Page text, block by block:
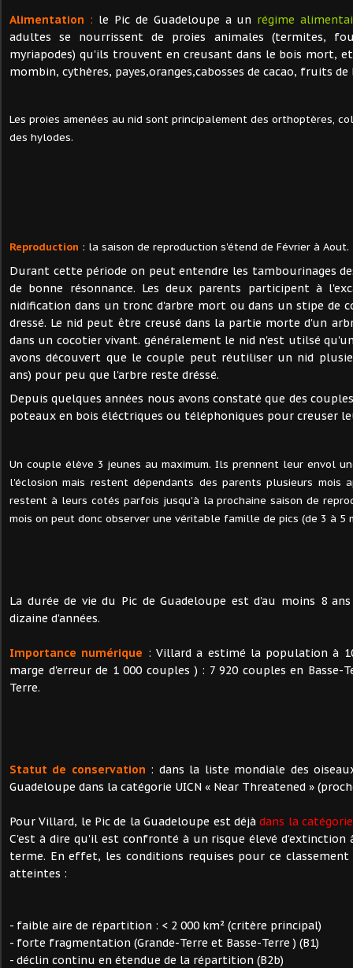
Alimentation : le Pic de Guadeloupe a un régime
adultes se nourrissent de proies animales (termites,
myriapodes) qu'ils trouvent en creusant dans le bois mort,
mombin, cythères, payes,oranges,cabosses de cacao, fruits de
Les proies amenées au nid sont principalement des orthoptères,
des hylodes.
Reproduction : la saison de reproduction s'étend de Février à Aout.
Durant cette période on peut entendre les tambourinages
de bonne résonnance. Les deux parents participent à
nidification dans un tronc d'arbre mort ou dans un stipe de
dressé. Le nid peut être creusé dans la partie morte d'un
dans un cocotier vivant. généralement le nid n'est utilsé
avons découvert que le couple peut réutiliser un nid
ans) pour peu que l'arbre reste dréssé.
Depuis quelques années nous avons constaté que des
poteaux en bois éléctriques ou téléphoniques pour creuser
Un couple élève 3 jeunes au maximum. Ils prennent leur envol
l'éclosion mais restent dépendants des parents plusieurs mois
restent à leurs cotés parfois jusqu'à la prochaine saison de
mois on peut donc observer une véritable famille de pics (de 3 à 5
La durée de vie du Pic de Guadeloupe est d'au moins 8
dizaine d'années.
Importance numérique : Villard a estimé la population à
marge d'erreur de 1 000 couples ) : 7 920 couples en Basse-
Terre.
Statut de conservation : dans la liste mondiale des
Guadeloupe dans la catégorie UICN « Near Threatened »
Pour Villard, le Pic de la Guadeloupe est déjàdans la
C'est à dire qu'il est confronté à un risque élevé d'extinction
terme. En effet, les conditions requises pour ce
atteintes :
- faible aire de répartition : < 2 000 km² (critère principal)
- forte fragmentation (Grande-Terre et Basse-Terre ) (B1)
- déclin continu en étendue de la répartition (B2b)